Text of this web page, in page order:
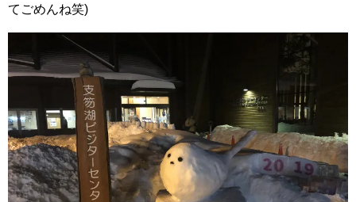
てごめんね笑)